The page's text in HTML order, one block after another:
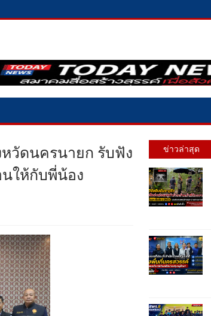
วัดนครนายก รับฟัง
ให้กับพี่น้อง
ข่าวล่าสุด